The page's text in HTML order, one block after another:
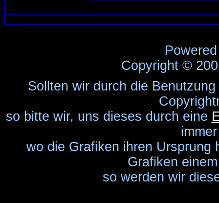
Copyright ©
Sollten wir durch die
so bitte wir, uns dieses durch eine
wo die Grafiken ihren Ursprung
Grafiken
so werden wir